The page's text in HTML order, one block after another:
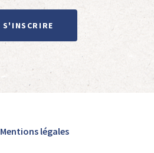
S'INSCRIRE
Mentions légales